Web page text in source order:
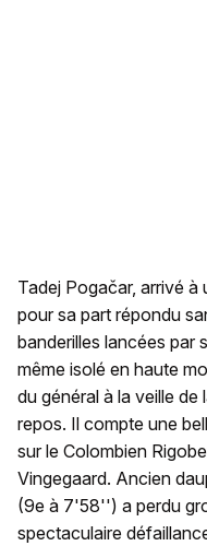
Tadej Pogačar, arrivé à
pour sa part répondu
banderilles lancées par
même isolé en haute
du général à la veille de
repos. Il compte une
sur le Colombien
Vingegaard. Ancien
(9e à 7'58'') a perdu
spectaculaire